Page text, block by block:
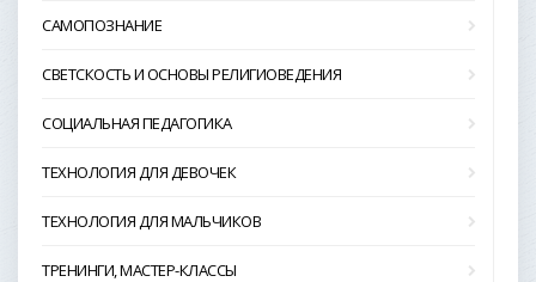
САМОПОЗНАНИЕ
СВЕТСКОСТЬ И ОСНОВЫ РЕЛИГИОВЕДЕНИЯ
СОЦИАЛЬНАЯ ПЕДАГОГИКА
ТЕХНОЛОГИЯ ДЛЯ ДЕВОЧЕК
ТЕХНОЛОГИЯ ДЛЯ МАЛЬЧИКОВ
ТРЕНИНГИ, МАСТЕР-КЛАССЫ